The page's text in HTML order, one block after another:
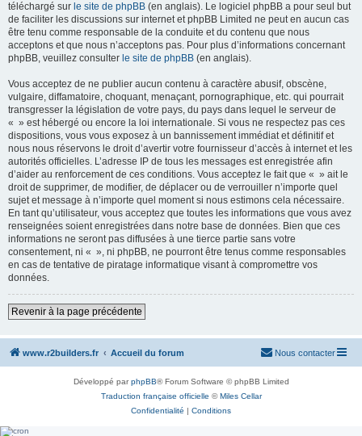
téléchargé sur le site de phpBB (en anglais). Le logiciel phpBB a pour seul but
de faciliter les discussions sur internet et phpBB Limited ne peut en aucun cas
être tenu comme responsable de la conduite et du contenu que nous
acceptons et que nous n’acceptons pas. Pour plus d’informations concernant
phpBB, veuillez consulter le site de phpBB (en anglais).
Vous acceptez de ne publier aucun contenu à caractère abusif, obscène,
vulgaire, diffamatoire, choquant, menaçant, pornographique, etc. qui pourrait
transgresser la législation de votre pays, du pays dans lequel le serveur de
« » est hébergé ou encore la loi internationale. Si vous ne respectez pas ces
dispositions, vous vous exposez à un bannissement immédiat et définitif et
nous nous réservons le droit d’avertir votre fournisseur d’accès à internet et les
autorités officielles. L’adresse IP de tous les messages est enregistrée afin
d’aider au renforcement de ces conditions. Vous acceptez le fait que « » ait le
droit de supprimer, de modifier, de déplacer ou de verrouiller n’importe quel
sujet et message à n’importe quel moment si nous estimons cela nécessaire.
En tant qu’utilisateur, vous acceptez que toutes les informations que vous avez
renseignées soient enregistrées dans notre base de données. Bien que ces
informations ne seront pas diffusées à une tierce partie sans votre
consentement, ni « », ni phpBB, ne pourront être tenus comme responsables
en cas de tentative de piratage informatique visant à compromettre vos
données.
Revenir à la page précédente
www.r2builders.fr Accueil du forum Nous contacter
Développé parphpBB® Forum Software © phpBB Limited
Traduction française officielle ©Miles Cellar
Confidentialité | Conditions